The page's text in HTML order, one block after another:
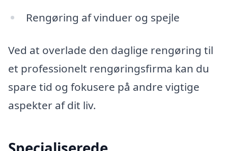
Rengøring af vinduer og spejle
Ved at overlade den daglige rengøring til
et professionelt rengøringsfirma kan du
spare tid og fokusere på andre vigtige
aspekter af dit liv.